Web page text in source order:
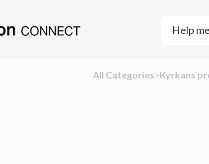
All Categories​>​​Kyrkans